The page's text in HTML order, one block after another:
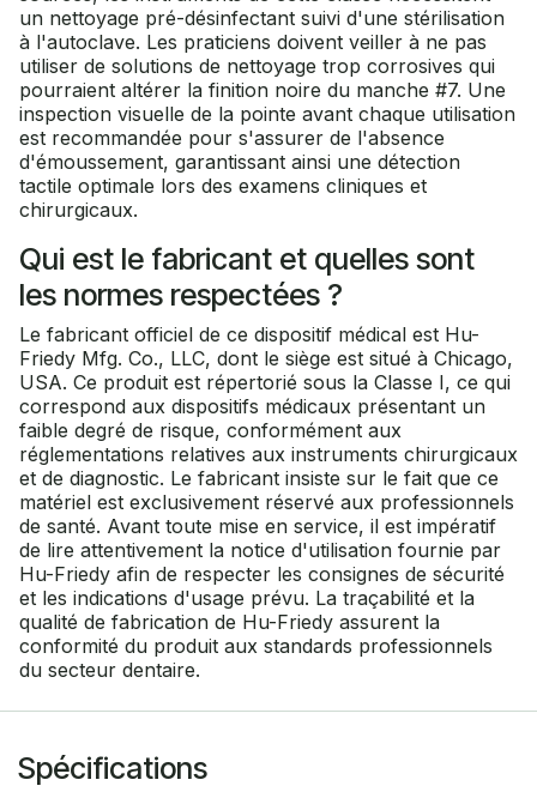
un nettoyage pré-désinfectant suivi d'une stérilisation
à l'autoclave. Les praticiens doivent veiller à ne pas
utiliser de solutions de nettoyage trop corrosives qui
pourraient altérer la finition noire du manche #7. Une
inspection visuelle de la pointe avant chaque utilisation
est recommandée pour s'assurer de l'absence
d'émoussement, garantissant ainsi une détection
tactile optimale lors des examens cliniques et
chirurgicaux.
Qui est le fabricant et quelles sont
les normes respectées ?
Le fabricant officiel de ce dispositif médical est Hu-
Friedy Mfg. Co., LLC, dont le siège est situé à Chicago,
USA. Ce produit est répertorié sous la Classe I, ce qui
correspond aux dispositifs médicaux présentant un
faible degré de risque, conformément aux
réglementations relatives aux instruments chirurgicaux
et de diagnostic. Le fabricant insiste sur le fait que ce
matériel est exclusivement réservé aux professionnels
de santé. Avant toute mise en service, il est impératif
de lire attentivement la notice d'utilisation fournie par
Hu-Friedy afin de respecter les consignes de sécurité
et les indications d'usage prévu. La traçabilité et la
qualité de fabrication de Hu-Friedy assurent la
conformité du produit aux standards professionnels
du secteur dentaire.
Spécifications